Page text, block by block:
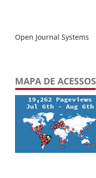
Open Journal Systems
MAPA DE ACESSOS